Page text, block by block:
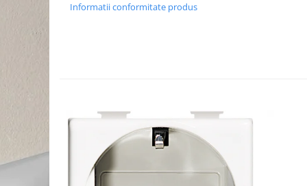
Informatii conformitate produs